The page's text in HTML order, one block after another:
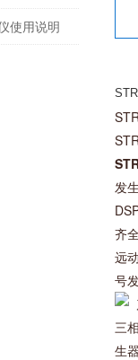
使用说明
发
齐
远
号
三
生